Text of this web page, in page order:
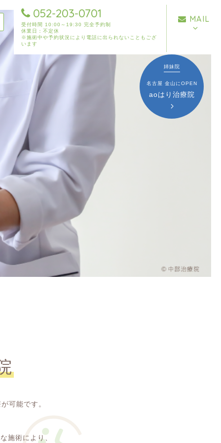
052-203-0701
受付時間 10:00～19:30 完全予約制
休業日：不定休
※施術中や予約状況により電話に出られないこともござ
います
MAIL
姉妹院
名古屋 金山にOPEN
aoはり治療院
可能です。
施術により、